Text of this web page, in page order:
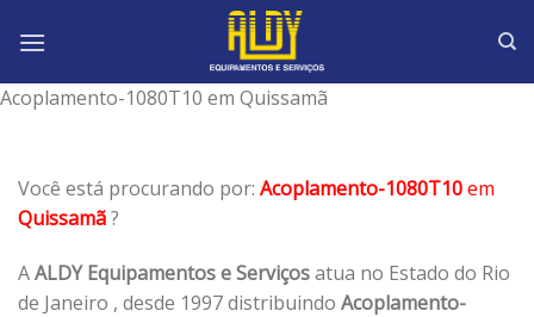
Acoplamento-1080T10 em Quissamã
Você está procurando por: Acoplamento-1080T10em
Quissamã?
AALDY Equipamentos e Serviçosatua no Estado do Rio
de Janeiro , desde 1997 distribuindo Acoplamento-